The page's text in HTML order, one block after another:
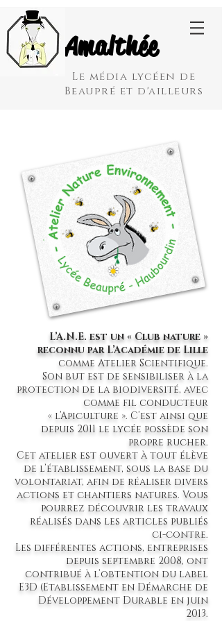
Amalthée
Le média lycéen de
Beaupré et d'ailleurs
L’A.N.E. est un « Club nature »
reconnu par L’Académie de Lille
comme Atelier Scientifique.
Son but est de sensibiliser à la
protection de la biodiversité, avec
comme fil conducteur
« l’Apiculture ». C’est ainsi que
depuis 2011 le lycée possède son
propre rucher.
Cet atelier est ouvert à tout élève
de l’établissement, sous la base du
volontariat, afin de réaliser divers
actions et chantiers natures. Vous
pourrez découvrir les travaux
réalisés dans les articles publiés
ci-contre.
Les différentes actions, entreprises
depuis septembre 2008, ont
contribué à l’obtention du label
E3D (Etablissement en Démarche de
Développement Durable en juin
2013.